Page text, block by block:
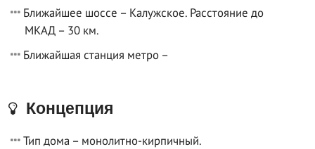
Ближайшее шоссе – Калужское. Расстояние до
МКАД – 30 км.
Ближайшая станция метро –
Концепция
Тип дома – монолитно-кирпичный.